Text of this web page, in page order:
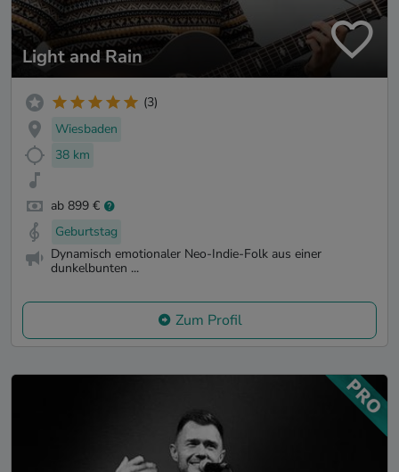
Light and Rain
(3)
Wiesbaden
38 km
ab 899 €
Geburtstag
Dynamisch emotionaler Neo-Indie-Folk aus einer
dunkelbunten ...
Zum Profil